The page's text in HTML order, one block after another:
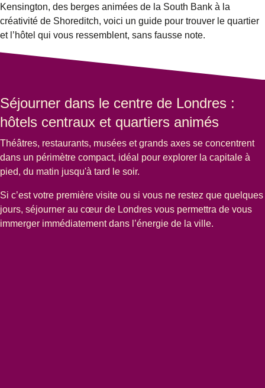
Kensington, des berges animées de la South Bank à la
créativité de Shoreditch, voici un guide pour trouver le quartier
et l’hôtel qui vous ressemblent, sans fausse note.
Séjourner dans le centre de Londres :
hôtels centraux et quartiers animés
Théâtres, restaurants, musées et grands axes se concentrent
dans un périmètre compact, idéal pour explorer la capitale à
pied, du matin jusqu'à tard le soir.
Si c’est votre première visite ou si vous ne restez que quelques
jours, séjourner au cœur de Londres vous permettra de vous
immerger immédiatement dans l’énergie de la ville.